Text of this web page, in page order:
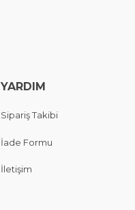
YARDIM
Sipariş Takibi
İade Formu
İletişim